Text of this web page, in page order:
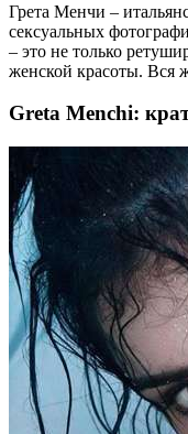
Грета Менчи –
сексуальных
– это не только
женской красоты. Вся
Greta Menchi: